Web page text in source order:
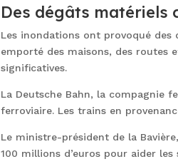
Des dégâts matériels
Les inondations ont provoqué des
emporté des maisons, des routes
significatives.
La Deutsche Bahn, la compagnie
ferroviaire. Les trains en
Le ministre-président de la
100 millions d’euros pour aider les